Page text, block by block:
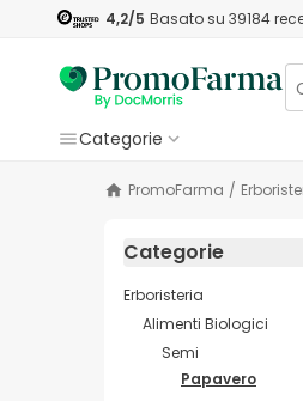
4,2/5 Basato su 39184
Categorie
PromoFarma /
Categorie
Erboristeria
Alimenti Biologici
Semi
Papavero